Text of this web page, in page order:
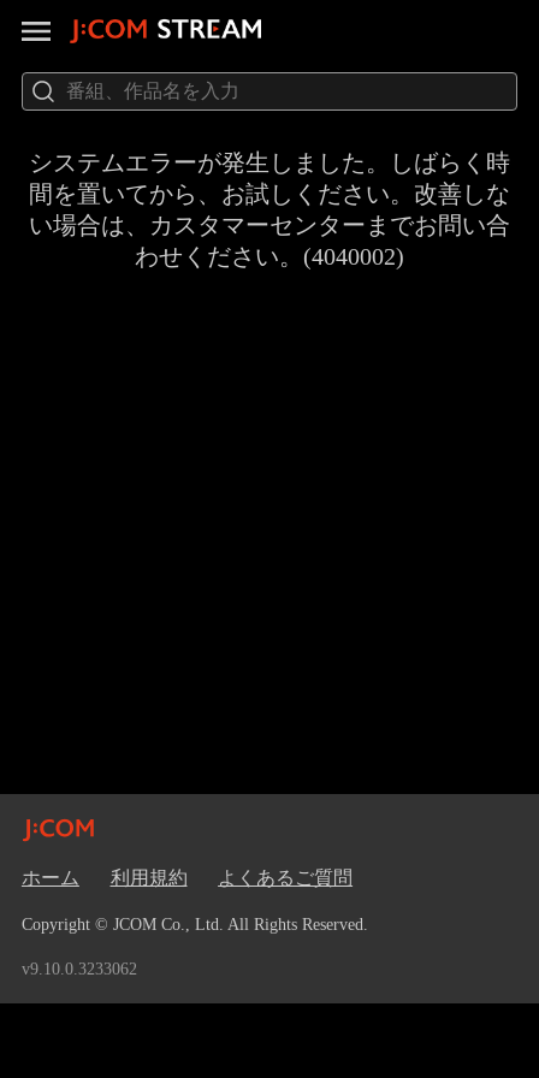
システムエラーが発生しました。しばらく時
間を置いてから、お試しください。改善しな
い場合は、カスタマーセンターまでお問い合
わせください。(4040002)
ホーム 利用規約 よくあるご質問
Copyright © JCOM Co., Ltd. All Rights Reserved.
v9.10.0.3233062